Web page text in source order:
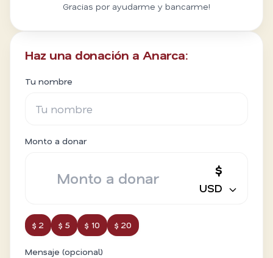
Gracias por ayudarme y bancarme!
Haz una donación a Anarca:
Tu nombre
Monto a donar
$
USD
$ 2 $ 5 $ 10 $ 20
Mensaje (opcional)